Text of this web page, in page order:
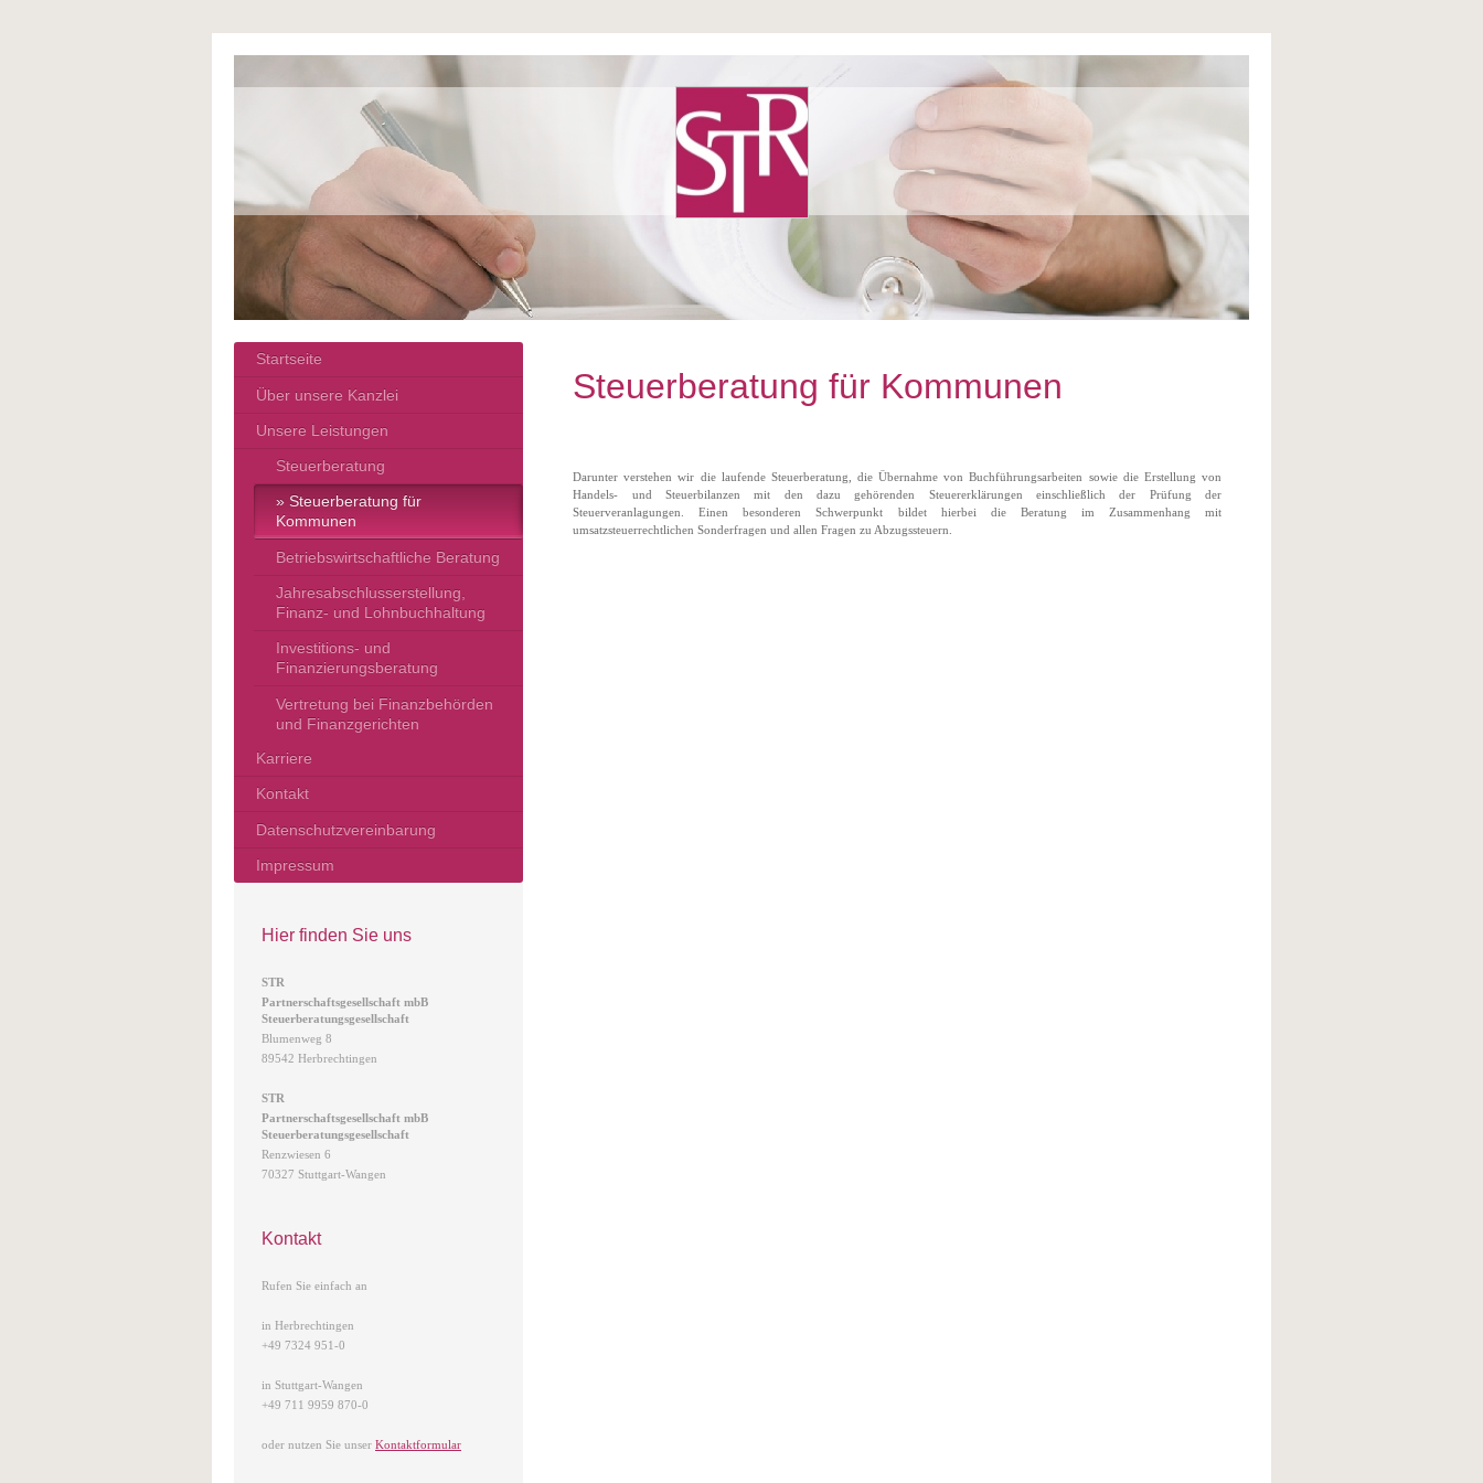
Steuerberatung für Kommunen
Darunter verstehen wir die laufende Steuerberatung, die Übernahme von Buchführungsarbeiten sowie die Erstellung von
Handels- und Steuerbilanzen mit den dazu gehörenden Steuererklärungen einschließlich der Prüfung der
Steuerveranlagungen. Einen besonderen Schwerpunkt bildet hierbei die Beratung im Zusammenhang mit
umsatzsteuerrechtlichen Sonderfragen und allen Fragen zu Abzugssteuern.
Startseite
Über unsere Kanzlei
Unsere Leistungen
Steuerberatung
Steuerberatung für
Kommunen
Betriebswirtschaftliche Beratung
Jahresabschlusserstellung,
Finanz- und Lohnbuchhaltung
Investitions- und
Finanzierungsberatung
Vertretung bei Finanzbehörden
und Finanzgerichten
Karriere
Kontakt
Datenschutzvereinbarung
Impressum
Hier finden Sie uns
STR
Partnerschaftsgesellschaft mbB
Steuerberatungsgesellschaft
Blumenweg 8
89542 Herbrechtingen
STR
Partnerschaftsgesellschaft mbB
Steuerberatungsgesellschaft
Renzwiesen 6
70327 Stuttgart-Wangen
Kontakt
Rufen Sie einfach an
in Herbrechtingen
+49 7324 951-0
in Stuttgart-Wangen
+49 711 9959 870-0
oder nutzen Sie unser Kontaktformular